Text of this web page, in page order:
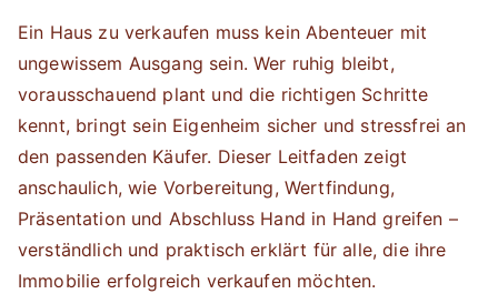
Ein Haus zu verkaufen muss kein Abenteuer mit
ungewissem Ausgang sein. Wer ruhig bleibt,
vorausschauend plant und die richtigen Schritte
kennt, bringt sein Eigenheim sicher und stressfrei an
den passenden Käufer. Dieser Leitfaden zeigt
anschaulich, wie Vorbereitung, Wertfindung,
Präsentation und Abschluss Hand in Hand greifen –
verständlich und praktisch erklärt für alle, die ihre
Immobilie erfolgreich verkaufen möchten.